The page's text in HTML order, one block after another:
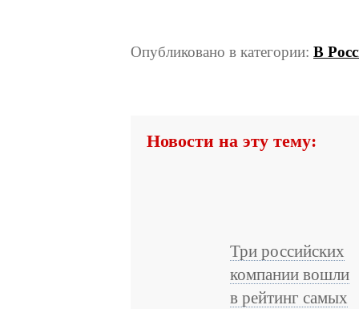
Опубликовано в категории: В
Новости на эту тему:
Три российских
компании вошли
в рейтинг самых